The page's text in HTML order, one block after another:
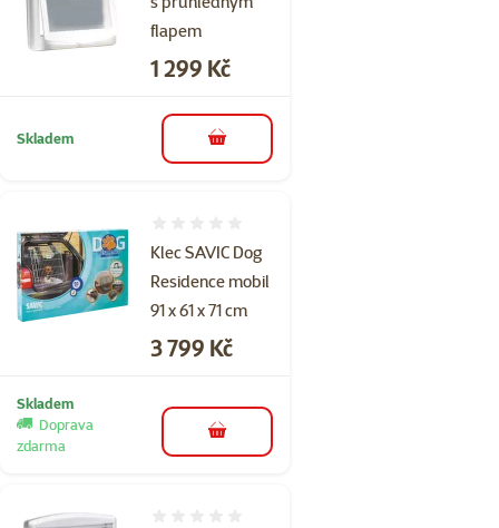
flapem
Cena
1 299 Kč
Skladem do košíku
Klec SAVIC Dog
Residence mobil
91 x 61 x 71 cm
Cena
3 799 Kč
Skladem
Doprava
zdarma
do košíku